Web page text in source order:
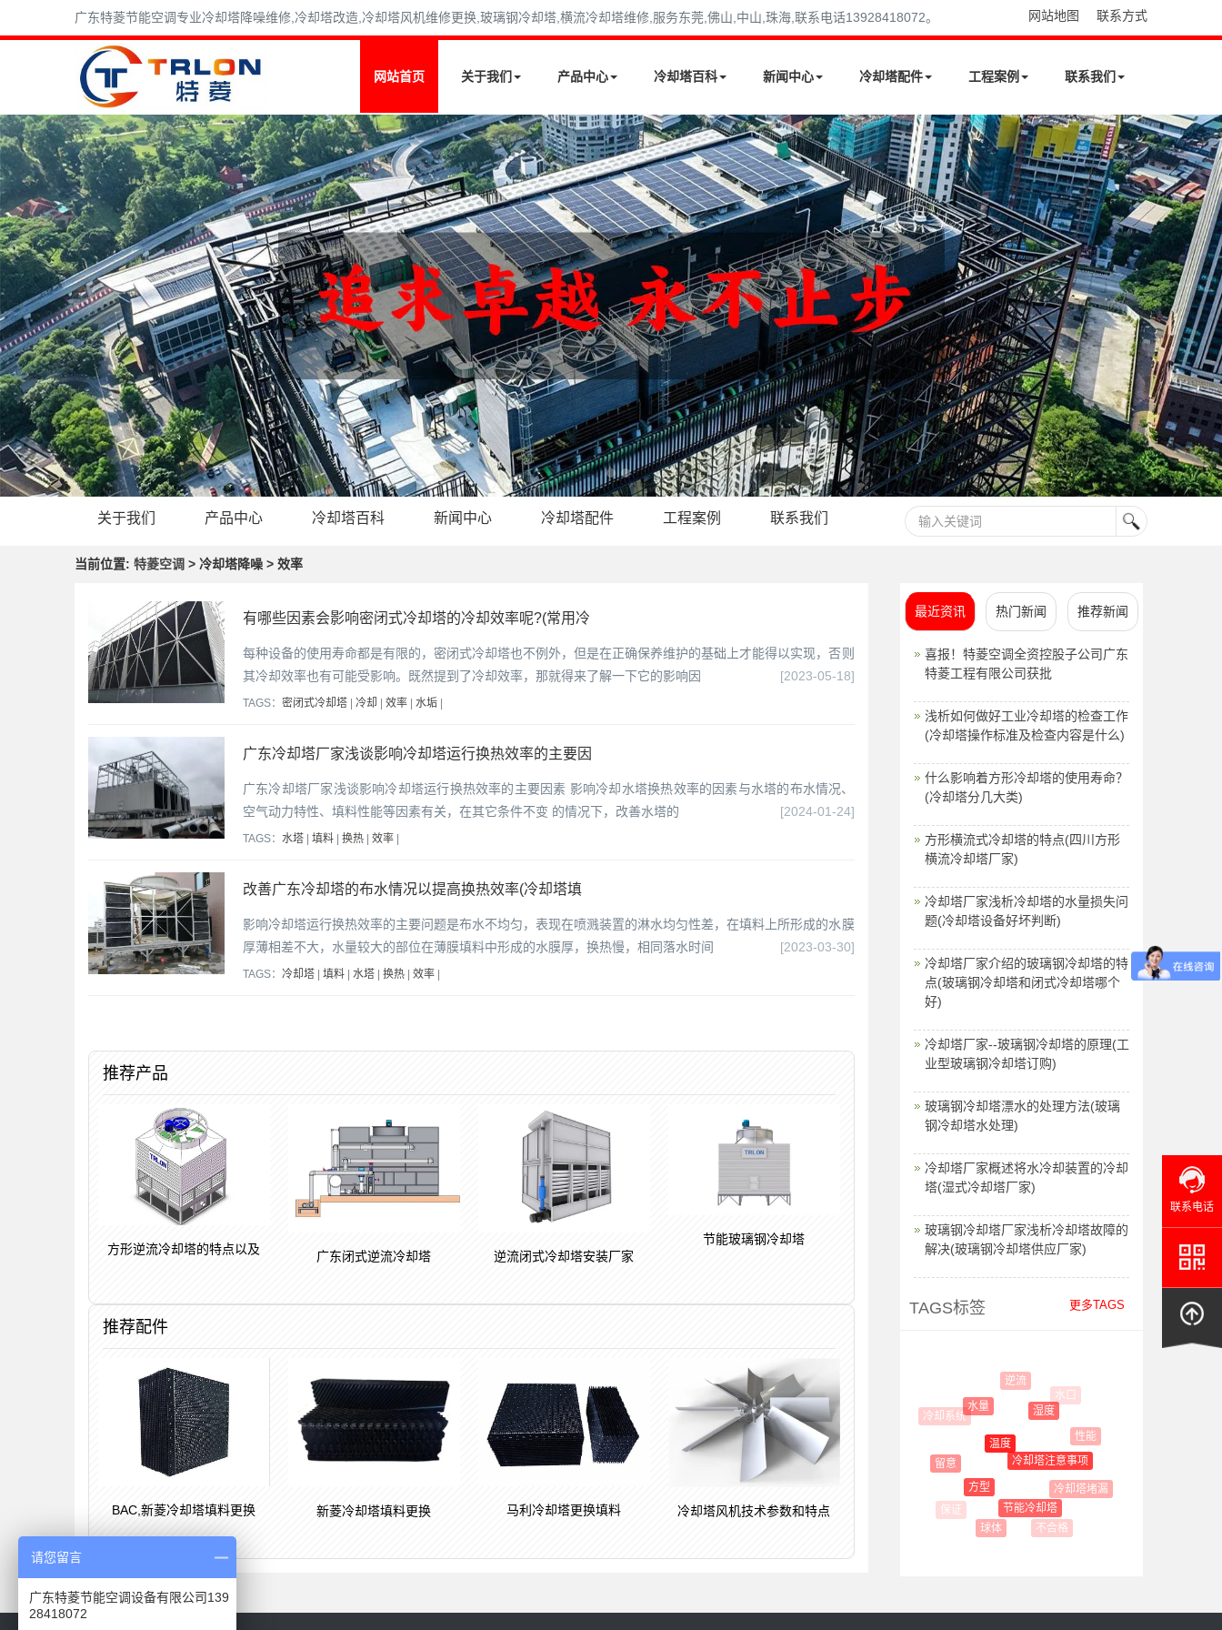
广东特菱节能空调专业冷却塔降噪维修,冷却塔改造,冷却塔风机维修更换,玻璃钢冷却塔,横流冷却塔维修,服务东莞,佛山,中山,珠海,联系电话13928418072。 网站地图 联系方式
网站首页 关于我们 产品中心 冷却塔百科 新闻中心 冷却塔配件 工程案例 联系我们
关于我们 产品中心 冷却塔百科 新闻中心 冷却塔配件 工程案例 联系我们
当前位置: 特菱空调 > 冷却塔降噪 > 效率
有哪些因素会影响密闭式冷却塔的冷却效率呢?(常用冷
每种设备的使用寿命都是有限的，密闭式冷却塔也不例外，但是在正确保养维护的基础上才能得以实现，否则
其冷却效率也有可能受影响。既然提到了冷却效率，那就得来了解一下它的影响因
[2023-05-18]
TAGS： 密闭式冷却塔 | 冷却 | 效率 | 水垢 |
广东冷却塔厂家浅谈影响冷却塔运行换热效率的主要因
广东冷却塔厂家浅谈影响冷却塔运行换热效率的主要因素 影响冷却水塔换热效率的因素与水塔的布水情况、
空气动力特性、填料性能等因素有关，在其它条件不变 的情况下，改善水塔的
[2024-01-24]
TAGS： 水塔 | 填料 | 换热 | 效率 |
改善广东冷却塔的布水情况以提高换热效率(冷却塔填
影响冷却塔运行换热效率的主要问题是布水不均匀，表现在喷溅装置的淋水均匀性差，在填料上所形成的水膜
厚薄相差不大，水量较大的部位在薄膜填料中形成的水膜厚，换热慢，相同落水时间
[2023-03-30]
TAGS： 冷却塔 | 填料 | 水塔 | 换热 | 效率 |
推荐产品
方形逆流冷却塔的特点以及
广东闭式逆流冷却塔 逆流闭式冷却塔安装厂家
节能玻璃钢冷却塔
推荐配件
BAC,新菱冷却塔填料更换 新菱冷却塔填料更换 马利冷却塔更换填料 冷却塔风机技术参数和特点
最近资讯 热门新闻 推荐新闻
喜报！特菱空调全资控股子公司广东
特菱工程有限公司获批
浅析如何做好工业冷却塔的检查工作
(冷却塔操作标准及检查内容是什么)
什么影响着方形冷却塔的使用寿命？
(冷却塔分几大类)
方形横流式冷却塔的特点(四川方形
横流冷却塔厂家)
冷却塔厂家浅析冷却塔的水量损失问
题(冷却塔设备好坏判断)
冷却塔厂家介绍的玻璃钢冷却塔的特
点(玻璃钢冷却塔和闭式冷却塔哪个
好)
冷却塔厂家--玻璃钢冷却塔的原理(工
业型玻璃钢冷却塔订购)
玻璃钢冷却塔漂水的处理方法(玻璃
钢冷却塔水处理)
冷却塔厂家概述将水冷却装置的冷却
塔(湿式冷却塔厂家)
玻璃钢冷却塔厂家浅析冷却塔故障的
解决(玻璃钢冷却塔供应厂家)
TAGS标签 更多TAGS
留意
方型
温度
水量
冷却系统
球体
节能冷却塔
冷却塔注意事项
湿度
逆流
不合格
冷却塔堵漏
性能
水口
联系电话
请您留言
广东特菱节能空调设备有限公司139
28418072